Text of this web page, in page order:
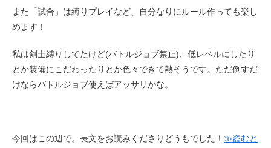
また「試合」は縛りプレイなど、自分なりにルール作っても楽し
めます！
私は剣士縛りしてたけど(バトルジョブ禁止)、低レベルにしたり
とか装備にこだわったりとか色々できて熱そうです。ただ倒すだ
けならバトルジョブ使えばアッサリかな。
今回はこの辺で。長文をお読みくださりどうもでした！ ≫盗むと